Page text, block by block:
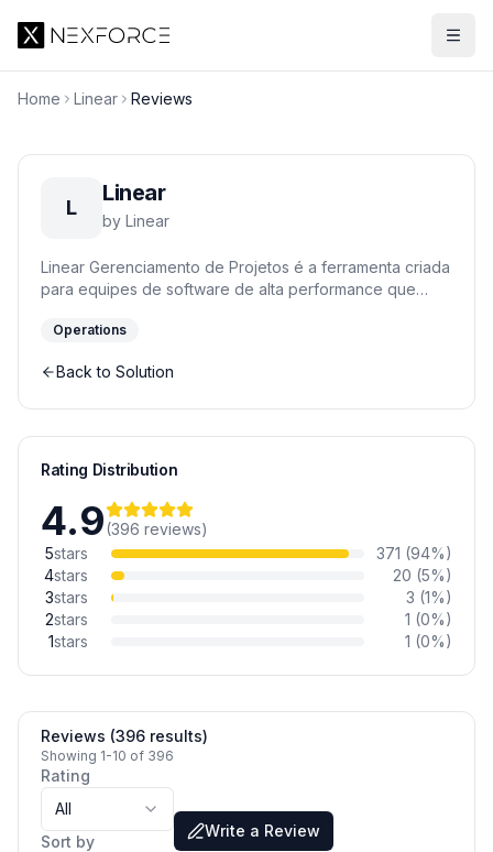
Home Linear Reviews
L
Linear
by Linear
Linear Gerenciamento de Projetos é a ferramenta criada
para equipes de software de alta performance que
otimizada para uso com o teclado e fluxos de trabalho
administrativo e permite que os desenvolvedores se
de trabalho.
Operations
Back to Solution
Rating Distribution
4.9(396 reviews)
5stars 371 (94%)
4stars 20 (5%)
3stars 3 (1%)
2stars 1 (0%)
1stars 1 (0%)
Reviews (396 results)
Showing 1-10 of 396
Rating
All
Sort by
Write a Review